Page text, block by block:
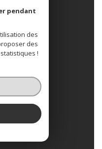
pendant
des
des
!